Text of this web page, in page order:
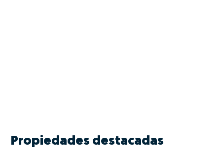
Propiedades destacadas